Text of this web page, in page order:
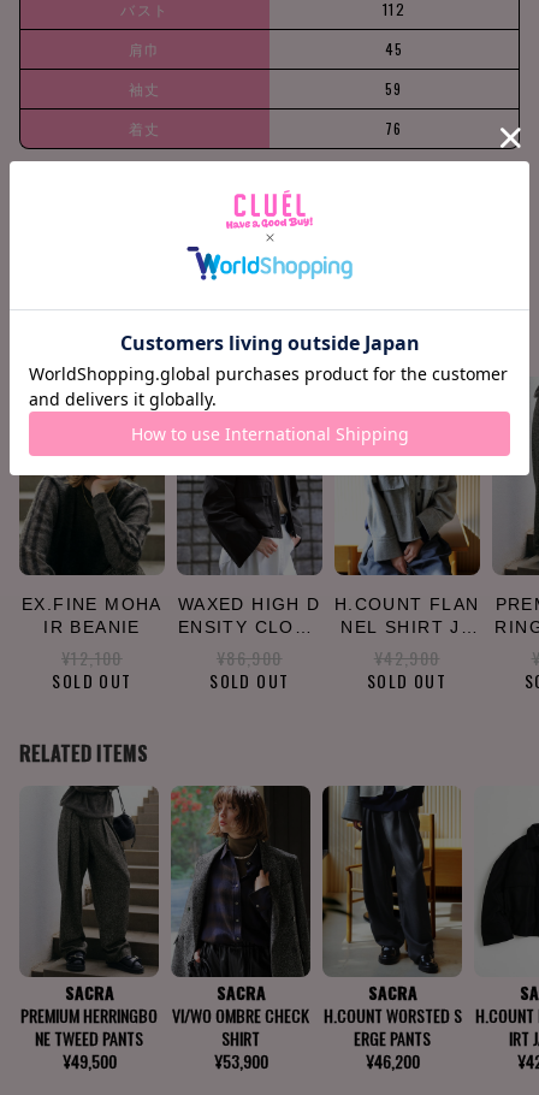
バスト
112
肩巾
45
袖丈
59
着丈
76
Crotch +13c
COORDINATE ITEMS
EX.FINE MOHA
IR BEANIE
¥12,100
SOLD OUT
WAXED HIGH D
ENSITY CLOTH
SHORT JACKE
T
¥86,900
SOLD OUT
H.COUNT FLAN
NEL SHIRT JA
CKET
¥42,900
SOLD OUT